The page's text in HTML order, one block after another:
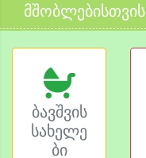
მშობლებისთვის
ბავშვის
სახელე
ბი